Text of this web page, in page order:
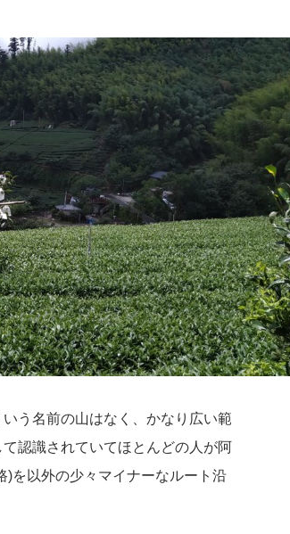
う名前の山はなく、かなり広い範
認識されていてほとんどの人が阿
)を以外の少々マイナーなルート沿